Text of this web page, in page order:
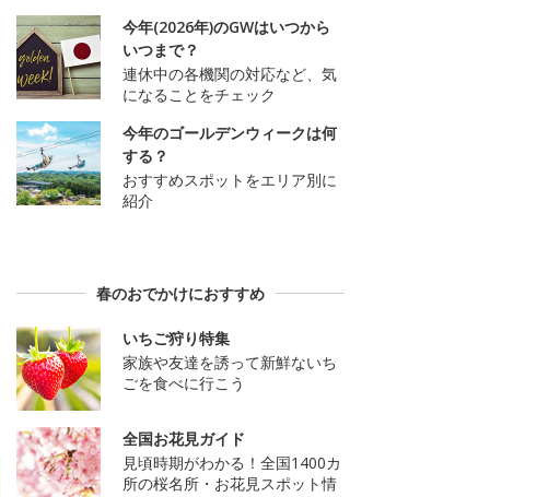
今年(2026年)のGWはいつから
いつまで？
連休中の各機関の対応など、気
になることをチェック
今年のゴールデンウィークは何
する？
おすすめスポットをエリア別に
紹介
春のおでかけにおすすめ
いちご狩り特集
家族や友達を誘って新鮮ないち
ごを食べに行こう
全国お花見ガイド
見頃時期がわかる！全国1400カ
所の桜名所・お花見スポット情